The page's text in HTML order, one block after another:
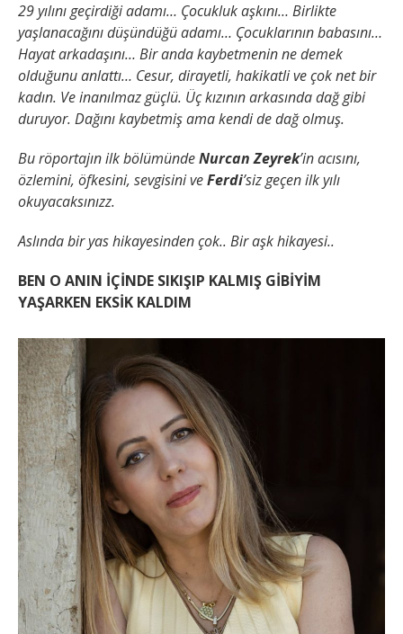
29 yılını geçirdiği adamı… Çocukluk aşkını… Birlikte
yaşlanacağını düşündüğü adamı… Çocuklarının babasını…
Hayat arkadaşını… Bir anda kaybetmenin ne demek
olduğunu anlattı… Cesur, dirayetli, hakikatli ve çok net bir
kadın. Ve inanılmaz güçlü. Üç kızının arkasında dağ gibi
duruyor. Dağını kaybetmiş ama kendi de dağ olmuş.
Bu röportajın ilk bölümündeNurcan Zeyrek’in acısını,
özlemini, öfkesini, sevgisini veFerdi’siz geçen ilk yılı
okuyacaksınızz.
Aslında bir yas hikayesinden çok.. Bir aşk hikayesi..
BEN O ANIN İÇİNDE SIKIŞIP KALMIŞ GİBİYİM
YAŞARKEN EKSİK KALDIM